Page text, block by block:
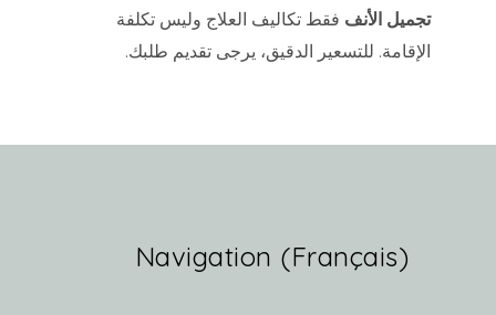
تجميل الأنف فقط تكاليف العلاج وليس تكلفة
الإقامة. للتسعير الدقيق، يرجى تقديم طلبك.
(Français) Navigation